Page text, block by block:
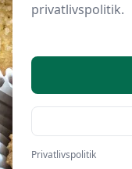
Af Kbhguide.dk
privatlivspolitik.
Privatlivspolitik